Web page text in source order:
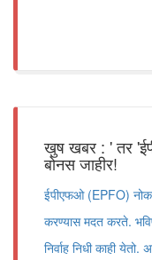
खुष खबर : ' तर
बोनस जाहीर!
ईपीएफओ (EPFO)
करण्यास मदत करते.
निर्वाह निधी काही